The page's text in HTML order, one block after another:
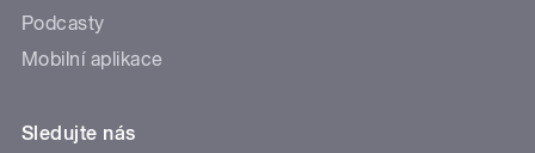
Podcasty
Mobilní aplikace
Sledujte nás